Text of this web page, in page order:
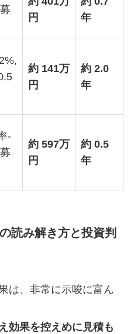
円
年
約 141万
円
約 2.0
年
-
約 597万
円
約 0.5
年
読み解き方と投資判
は、非常に示唆に富ん
効果を控えめに見積も